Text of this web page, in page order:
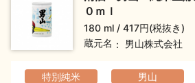
０ｍｌ
180 ml
417円(税抜き)
蔵元名
男山株式会社
特別純米 男山